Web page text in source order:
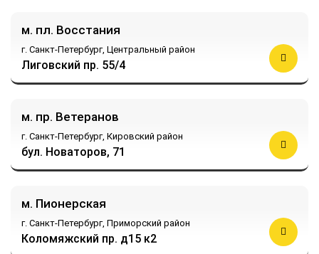
м. пл. Восстания
г. Санкт-Петербург, Центральный район
Лиговский пр. 55/4
м. пр. Ветеранов
г. Санкт-Петербург, Кировский район
бул. Новаторов, 71
м. Пионерская
г. Санкт-Петербург, Приморский район
Коломяжский пр. д15 к2